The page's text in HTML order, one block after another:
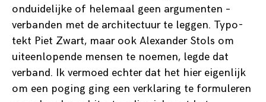
onduidelijke of helemaal geen argumenten –
verbanden met de architectuur te leggen. Typo-
tekt Piet Zwart, maar ook Alexander Stols om
uiteenlopende mensen te noemen, legde dat
verband. Ik vermoed echter dat het hier eigenlijk
om een poging ging een verklaring te formuleren